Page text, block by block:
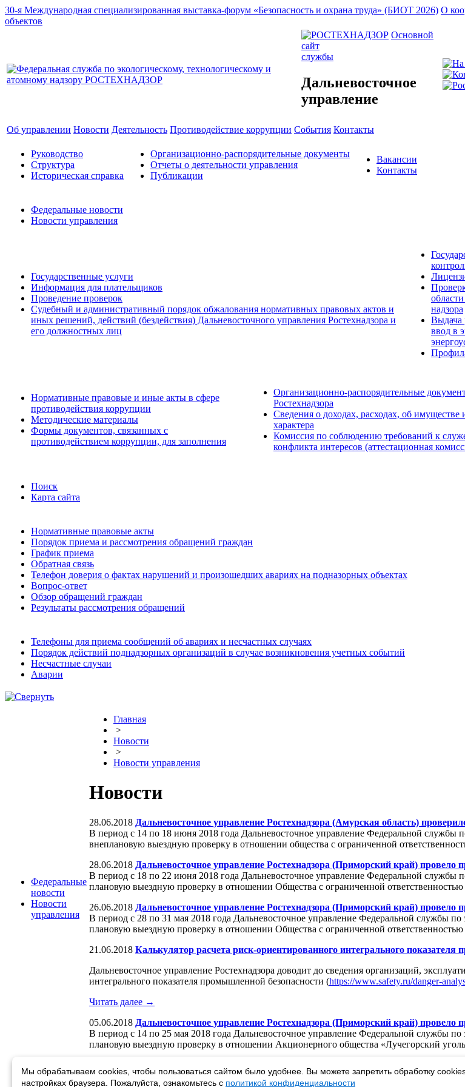
30-я Международная специализированная выставка-форум «Безопасность и охрана труда» (БИОТ 2026) О
объектов
Основной
сайт
службы
Дальневосточное
управление
Об управлении Новости Деятельность Противодействие коррупции События Контакты
Руководство
Структура
Историческая справка
Организационно-распорядительные документы
Отчеты о деятельности управления
Публикации
Вакансии
Контакты
Федеральные новости
Новости управления
Государственные услуги
Информация для плательщиков
Проведение проверок
Судебный и административный порядок обжалования нормативных правовых актов и
иных решений, действий (бездействия) Дальневосточного управления Ростехнадзора и
его должностных лиц
надзора
Выдача
ввод в
Нормативные правовые и иные акты в сфере
противодействия коррупции
Методические материалы
Формы документов, связанных с
противодействием коррупции, для заполнения
Организационно-распорядительные
Ростехнадзора
Сведения о доходах, расходах, об имуществе
характера
Комиссия по соблюдению требований к
конфликта интересов (аттестационная
Поиск
Карта сайта
Нормативные правовые акты
Порядок приема и рассмотрения обращений граждан
График приема
Обратная связь
Телефон доверия о фактах нарушений и произошедших авариях на подназорных объектах
Вопрос-ответ
Обзор обращений граждан
Результаты рассмотрения обращений
Телефоны для приема сообщений об авариях и несчастных случаях
Порядок действий поднадзорных организаций в случае возникновения учетных событий
Несчастные случаи
Аварии
Федеральные
новости
Новости
управления
Главная
>
Новости
>
Новости управления
Новости
28.06.2018 Дальневосточное управление Ростехнадзора (Амурская область)
В период с 14 по 18 июня 2018 года Дальневосточное управление Федеральной службы
внеплановую выездную проверку в отношении общества с ограниченной
28.06.2018 Дальневосточное управление Ростехнадзора (Приморский край)
В период с 18 по 22 июня 2018 года Дальневосточное управление Федеральной службы
плановую выездную проверку в отношении Общества с ограниченной
26.06.2018 Дальневосточное управление Ростехнадзора (Приморский край)
В период с 28 по 31 мая 2018 года Дальневосточное управление Федеральной службы
плановую выездную проверку в отношении Общества с ограниченной
21.06.2018 Калькулятор расчета риск-ориентированного интегрального показателя
Дальневосточное управление Ростехнадзора доводит до сведения организаций,
интегрального показателя промышленной безопасности (https://www.safety.ru/danger-
Читать далее →
05.06.2018 Дальневосточное управление Ростехнадзора (Приморский край) провело
В период с 14 по 25 мая 2018 года Дальневосточное управление Федеральной службы
плановую выездную проверку в отношении Акционерного общества «Лучегорский
Новости 846 - 850 из 1116
Мы обрабатываем cookies, чтобы пользоваться сайтом было удобнее. Вы можете запретить обработку
настройках браузера. Пожалуйста, ознакомьтесь с политикой конфиденциальности